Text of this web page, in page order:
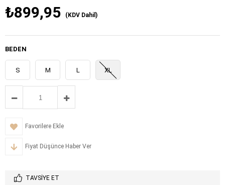
₺899,95 (KDV Dahil)
BEDEN
S M L XL
Favorilere Ekle
Fiyat Düşünce Haber Ver
TAVSIYE ET